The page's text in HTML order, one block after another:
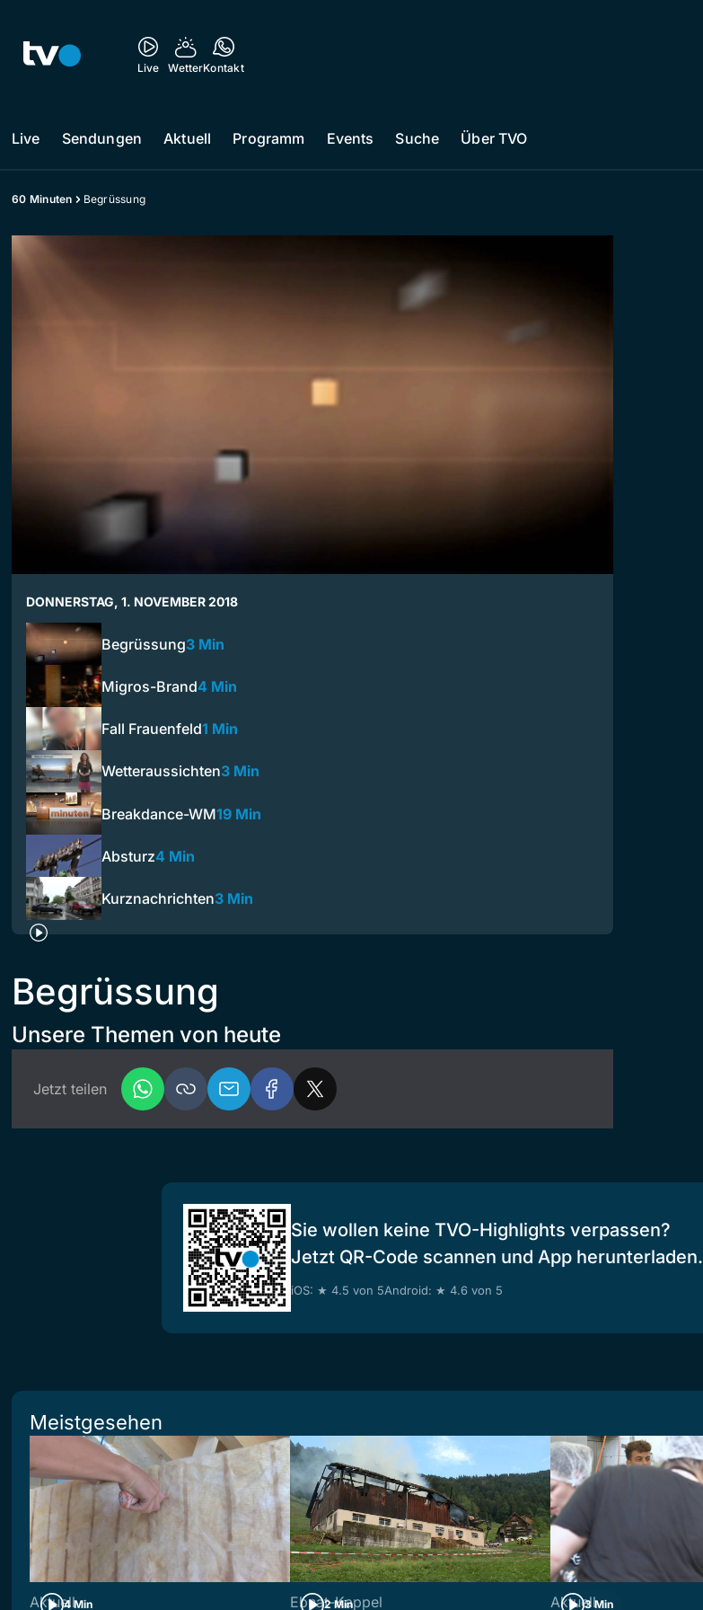
Live WetterKontakt
Live Sendungen Aktuell Programm Events Suche Über TVO
60 Minuten Begrüssung
DONNERSTAG, 1. NOVEMBER 2018
Begrüssung3 Min
Migros-Brand4 Min
Fall Frauenfeld1 Min
Wetteraussichten3 Min
Breakdance-WM19 Min
Absturz4 Min
Kurznachrichten3 Min
Begrüssung
Unsere Themen von heute
Jetzt teilen
Sie wollen keine TVO-Highlights verpassen?
Jetzt QR-Code scannen und App herunterladen.
iOS: ★ 4.5 von 5Android: ★ 4.6 von 5
Meistgesehen
4 Min
Aktuell 2 Min
Ebnat-Kappel 3 Min
Aktuell